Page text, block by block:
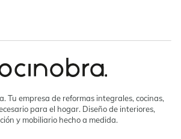
Tu empresa de reformas integrales, cocinas,
para el hogar. Diseño de interiores,
y mobiliario hecho a medida.